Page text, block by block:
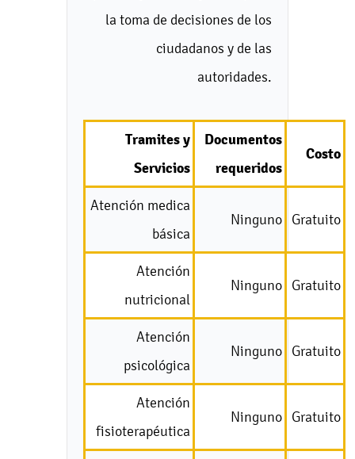
la toma de decisiones de los
ciudadanos y de las
autoridades.
Tramites y
Servicios
Documentos
requeridos
Costo
Atención medica
básica
Ninguno Gratuito
Atención
nutricional
Ninguno Gratuito
Atención
psicológica
Ninguno Gratuito
Atención
fisioterapéutica
Ninguno Gratuito